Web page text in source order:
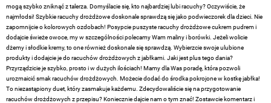
mogą szybko zniknąć z talerza. Domyślacie się, kto najbardziej lubi racuchy? Oczywiście, że
najmłodsi! Szybkie racuchy drożdżowe doskonale sprawdzą się jako podwieczorek dla dzieci. Nie
zapomnijcie o kolorowych ozdobach! Posypcie puszyste racuchy drożdżowe cukrem pudrem i
dodajcie świeże owoce, my w szczególności polecamy Wam maliny i borówki. Jeżeli wolicie
dżemy i słodkie kremy, to one również doskonale się sprawdzą. Wybierzcie swoje ulubione
produkty i dodajcie je do racuchów drożdżowych z jabłkami. Jaki jest plus tego dania?
Przyrządzicie je szybko, prosto i w dużych ilościach! Mamy dla Was poradę, która pozwoli
urozmaicić smak racuchów drożdżowych. Możecie dodać do środka pokrojone w kostkę jabłka!
To niezastąpiony duet, który zasmakuje każdemu. Zdecydowaliście się na przygotowanie
racuchów drożdżowych z przepisu? Koniecznie dajcie nam o tym znać! Zostawcie komentarz i